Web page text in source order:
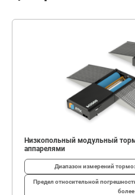
Низкопольный модульный
аппарелями
Диапазон измерений
Предел относительной
более